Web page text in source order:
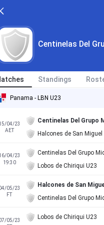
Centinelas Del
Standings
Panama - LBN U23
04/23
AET
Centinelas Del Grupo
Halcones de San Miguel
04/23
19:30
Centinelas Del Grupo
Lobos de Chiriqui U23
05/23
FT
Halcones de San
Centinelas Del Grupo
05/23
Lobos de Chiriqui U23